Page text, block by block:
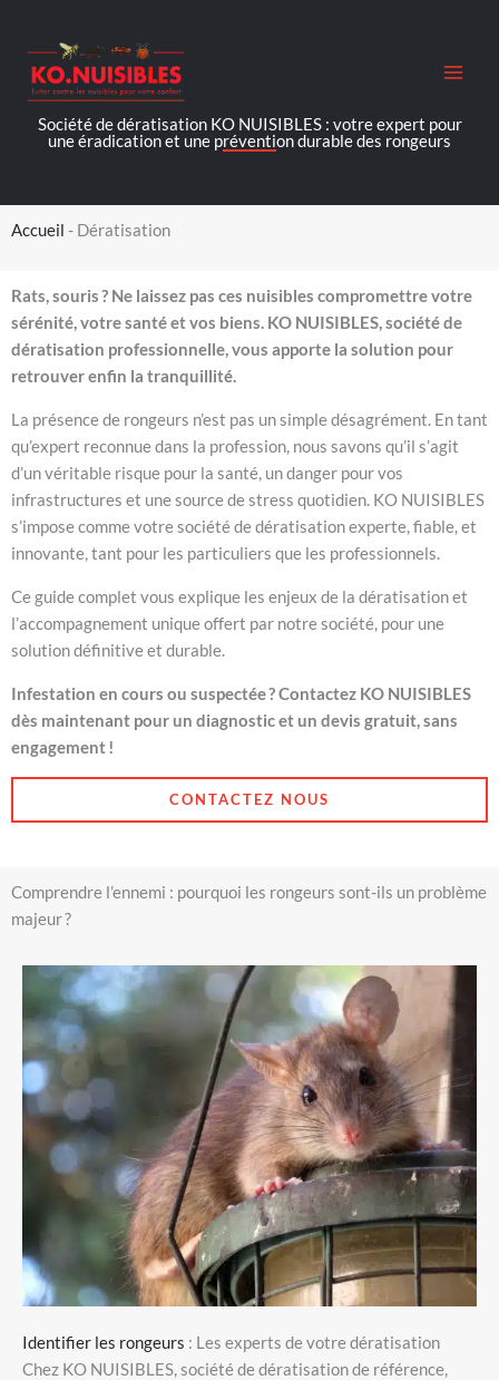
contenu
Société de dératisation KO NUISIBLES : votre expert pour
une éradication et une prévention durable des rongeurs
Accueil - Dératisation
Rats, souris ? Ne laissez pas ces nuisibles compromettre votre
sérénité, votre santé et vos biens. KO NUISIBLES, société de
dératisation professionnelle, vous apporte la solution pour
retrouver enfin la tranquillité.
La présence de rongeurs n’est pas un simple désagrément. En tant
qu’expert reconnue dans la profession, nous savons qu’il s’agit
d’un véritable risque pour la santé, un danger pour vos
infrastructures et une source de stress quotidien. KO NUISIBLES
s’impose comme votre société de dératisation experte, fiable, et
innovante, tant pour les particuliers que les professionnels.
Ce guide complet vous explique les enjeux de la dératisation et
l’accompagnement unique offert par notre société, pour une
solution définitive et durable.
Infestation en cours ou suspectée ? Contactez KO NUISIBLES
dès maintenant pour un diagnostic et un devis gratuit, sans
engagement !
CONTACTEZ NOUS
Comprendre l’ennemi : pourquoi les rongeurs sont-ils un problème
majeur ?
Identifier les rongeurs : Les experts de votre dératisation
Chez KO NUISIBLES, société de dératisation de référence,